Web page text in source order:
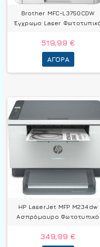
Brother MFC-L3750CDW
Έγχρωμο Laser
519,99 €
ΑΓΟΡΆ
HP LaserJet MFP M234dw
Ασπρόμαυρο Φωτοτυπικό
349,99 €